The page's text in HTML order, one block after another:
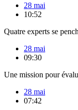
28 mai
10:52
Quatre experts se
28 mai
09:30
Une mission pour
28 mai
07:42